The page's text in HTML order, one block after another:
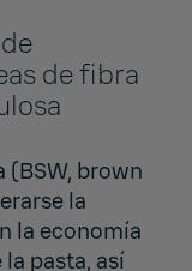
de fibra
(BSW, brown
la
la economía
pasta, así